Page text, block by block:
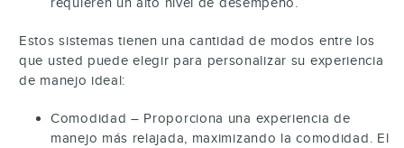
Estos sistemas tienen una cantidad de modos entre los
que usted puede elegir para personalizar su experiencia
de manejo ideal:
Comodidad – Proporciona una experiencia de
manejo más relajada, maximizando la comodidad. El